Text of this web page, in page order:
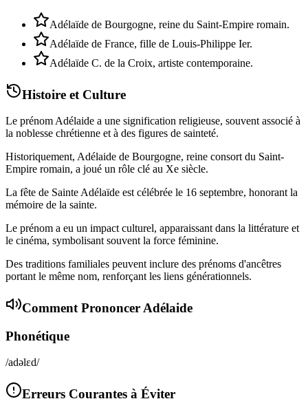
Adélaïde de Bourgogne, reine du Saint-Empire romain.
Adélaïde de France, fille de Louis-Philippe Ier.
Adélaïde C. de la Croix, artiste contemporaine.
Histoire et Culture
Le prénom Adélaide a une signification religieuse, souvent associé à
la noblesse chrétienne et à des figures de sainteté.
Historiquement, Adélaide de Bourgogne, reine consort du Saint-
Empire romain, a joué un rôle clé au Xe siècle.
La fête de Sainte Adélaïde est célébrée le 16 septembre, honorant la
mémoire de la sainte.
Le prénom a eu un impact culturel, apparaissant dans la littérature et
le cinéma, symbolisant souvent la force féminine.
Des traditions familiales peuvent inclure des prénoms d'ancêtres
portant le même nom, renforçant les liens générationnels.
Comment Prononcer Adélaide
Phonétique
/adəlɛd/
Erreurs Courantes à Éviter